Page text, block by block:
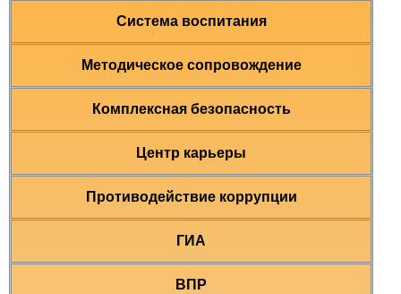
Система воспитания
Методическое сопровождение
Комплексная безопасность
Центр карьеры
Противодействие коррупции
ГИА
ВПР